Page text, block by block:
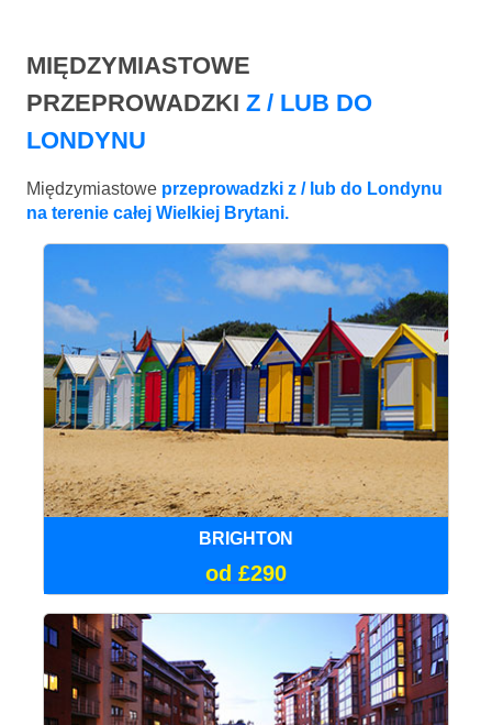
MIĘDZYMIASTOWE
PRZEPROWADZKI Z / LUB DO
LONDYNU
Międzymiastowe przeprowadzki z / lub do Londynu
na terenie całej Wielkiej Brytani.
BRIGHTON
od £290